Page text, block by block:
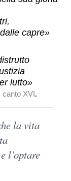
capre»
lutto»
canto XVI .
la vita
l’optare